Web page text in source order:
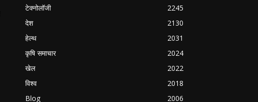
टेक्नोलॉजी
2245
देश
2130
हेल्थ
2031
कृषि समाचार
2024
खेल
2022
विश्व
2018
Blog
2006